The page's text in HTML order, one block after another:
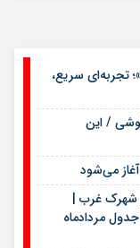
تجربه‌ای سریع،
/ این
آغاز می‌شود
شهرک غرب |
مردادماه